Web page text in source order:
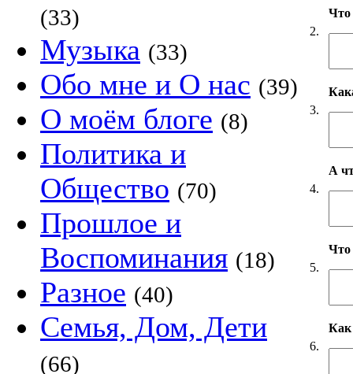
(33)
Музыка (33)
Обо мне и О нас (39)
О моём блоге (8)
Политика и
Общество (70)
Прошлое и
Воспоминания (18)
Разное (40)
Семья, Дом, Дети
(66)
2.
Что
3.
4.
А
5.
Что
6.
Как